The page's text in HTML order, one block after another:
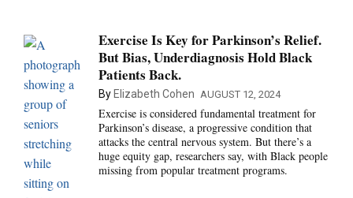
Exercise Is Key for Parkinson’s Relief.
But Bias, Underdiagnosis Hold Black
Patients Back.
By Elizabeth Cohen AUGUST 12, 2024
Exercise is considered fundamental treatment for
Parkinson’s disease, a progressive condition that
attacks the central nervous system. But there’s a
huge equity gap, researchers say, with Black people
missing from popular treatment programs.